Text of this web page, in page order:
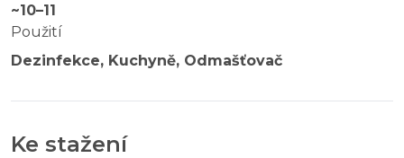
~10–11
Použití
Dezinfekce, Kuchyně, Odmašťovač
Ke stažení